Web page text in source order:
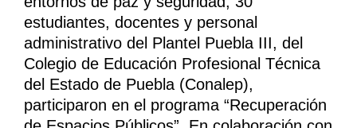
estudiantes, docentes y personal
administrativo del Plantel Puebla III, del
Colegio de Educación Profesional Técnica
del Estado de Puebla (Conalep),
participaron en el programa “Recuperación